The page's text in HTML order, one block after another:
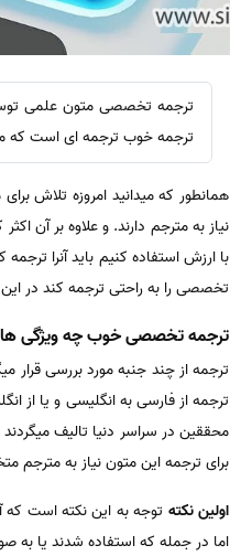
ترجمه تخصصی متون علمی
ترجمه خوب ترجمه ای است که
همانطور که میدانید امروزه تلاش
نیاز به مترجم دارند. و علاوه بر آن
با ارزش استفاده کنیم باید آنرا
تخصصی را به راحتی ترجمه کند در
ترجمه تخصصی خوب چه ویژگی
ترجمه از چند جنبه مورد بررسی
ترجمه از فارسی به انگلیسی و یا از
محققین در سراسر دنیا تالیف
برای ترجمه این متون نیاز به
اولین نکته توجه به این نکته است
اما در جمله که استفاده شدند یا به